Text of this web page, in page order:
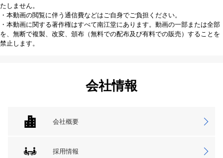
たしません。
・本動画の閲覧に伴う通信費などはご自身でご負担ください。
・本動画に関する著作権はすべて南江堂にあります。動画の一部または全部
を、無断で複製、改変、頒布（無料での配布及び有料での販売）することを
禁止します。
会社情報
会社概要
採用情報